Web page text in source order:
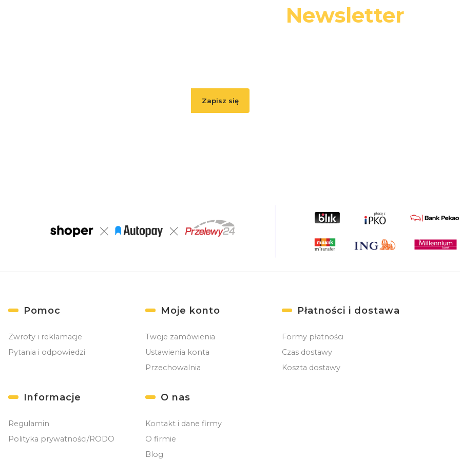
Newsletter
Zapisz się
Linki w stopce
Pomoc
Zwroty i reklamacje
Pytania i odpowiedzi
Moje konto
Twoje zamówienia
Ustawienia konta
Przechowalnia
Płatności i dostawa
Formy płatności
Czas dostawy
Koszta dostawy
Informacje
Regulamin
Polityka prywatności/RODO
O nas
Kontakt i dane firmy
O firmie
Blog